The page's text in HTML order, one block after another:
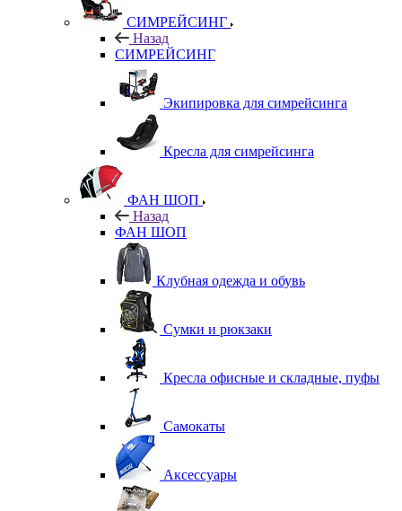
СИМРЕЙСИНГ
Назад
СИМРЕЙСИНГ
Экипировка для симрейсинга
Кресла для симрейсинга
ФАН ШОП
Назад
ФАН ШОП
Клубная одежда и обувь
Сумки и рюкзаки
Кресла офисные и складные, пуфы
Самокаты
Аксессуары